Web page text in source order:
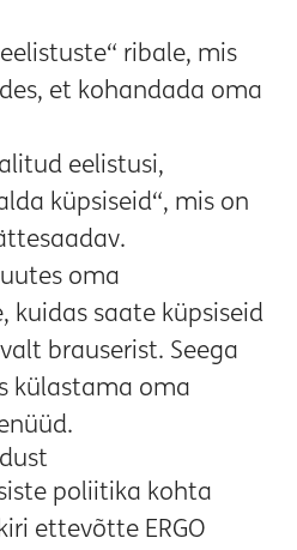
ribale, mis
et kohandada oma
eelistusi,
küpsiseid“, mis on
oma
kuidas saate küpsiseid
brauserist. Seega
külastama oma
poliitika kohta
ettevõtte ERGO